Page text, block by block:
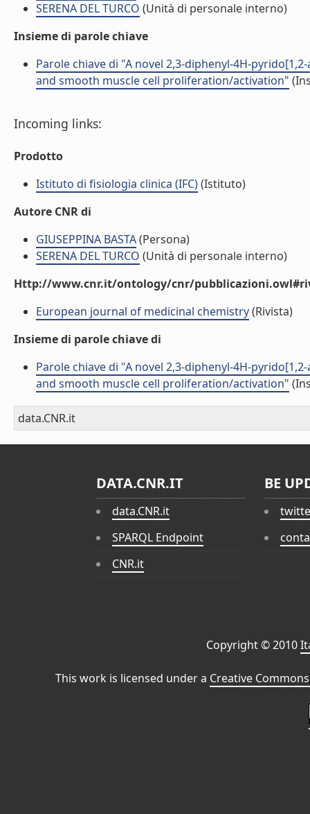
SERENA DEL TURCO (Unità di personale interno)
Insieme di parole chiave
Parole chiave di "A novel 2,3-diphenyl-4H-
and smooth muscle cell proliferation/activation"
Incoming links:
Prodotto
Istituto di fisiologia clinica (IFC)(Istituto)
Autore CNR di
GIUSEPPINA BASTA(Persona)
SERENA DEL TURCO (Unità di personale interno)
Http://www.cnr.it/ontology/cnr/
European journal of medicinal chemistry(Rivista)
Insieme di parole chiave di
Parole chiave di "A novel 2,3-diphenyl-4H-
and smooth muscle cell proliferation/activation"
data.CNR.it
DATA.CNR.IT
data.CNR.it
SPARQL Endpoint
CNR.it
BE
Copyright © 2010
This work is licensed under a Creative